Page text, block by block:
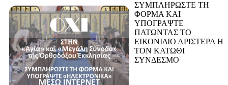
ΣΥΜΠΛΗΡΩΣΤΕ ΤΗ
ΦΟΡΜΑ ΚΑΙ
ΥΠΟΓΡΑΨΤΕ
ΠΑΤΩΝΤΑΣ ΤΟ
ΕΙΚΟΝΙΔΙΟ ΑΡΙΣΤΕΡΑ Η
ΤΟΝ ΚΑΤΩΘΙ
ΣΥΝΔΕΣΜΟ